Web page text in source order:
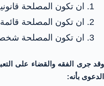
ان تكون المصلحة
ان تكون المصلحة قائمة
ان تكون المصلحة
وقد جرى الفقه والقضاء على
الدعوى بأنه: